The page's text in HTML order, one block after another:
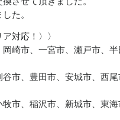
た。
対応！〉〉
崎市、一宮市、瀬戸市、
市、豊田市、安城市、西尾
市、稲沢市、新城市、東海